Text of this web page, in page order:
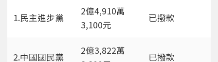
1.民主進步黨
2億4,910萬
3,100元
已撥款
2.中國國民黨
2億3,822萬
已撥款